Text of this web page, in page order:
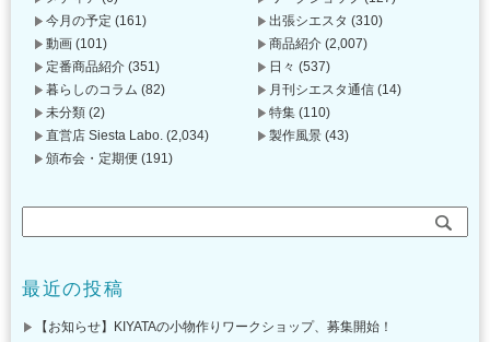
今月の予定 (161) 出張シエスタ (310)
動画 (101) 商品紹介 (2,007)
定番商品紹介 (351) 日々 (537)
暮らしのコラム (82) 月刊シエスタ通信 (14)
未分類 (2) 特集 (110)
直営店 Siesta Labo. (2,034) 製作風景 (43)
頒布会・定期便 (191)
最近の投稿
【お知らせ】KIYATAの小物作りワークショップ、募集開始！